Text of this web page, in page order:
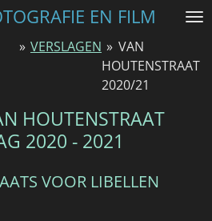
EN FILM
» VERSLAGEN » VAN
HOUTENSTRAAT
2020/21
HOUTENSTRAAT
2020 - 2021
VOOR LIBELLEN